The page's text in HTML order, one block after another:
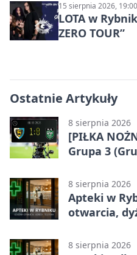
15 sierpnia 2026, 19:00
LOTA w
ZERO TOUR”
Ostatnie Artykuły
8 sierpnia 2026
[PIŁKA
Grupa 3
8 sierpnia 2026
Apteki w
otwarcia,
8 sierpnia 2026